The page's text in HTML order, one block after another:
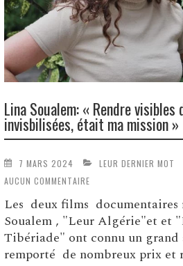
Lina Soualem: « Rendre
invisbilisées, était ma mission »
7 MARS 2024
LEUR DERNIER MOT
AUCUN COMMENTAIRE
Les deux films documentaires
Soualem , "Leur Algérie"et et
Tibériade" ont connu un grand
remporté de nombreux prix et